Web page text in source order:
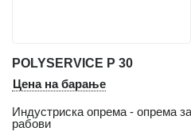
POLYSERVICE P 30
Цена на барање
Индустриска опрема - опрема
рабови